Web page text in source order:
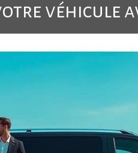
véhicule